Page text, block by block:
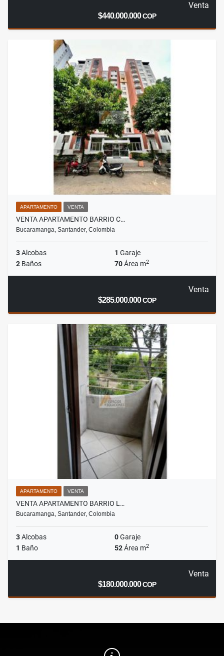
Venta
$440.000.000COP
APARTAMENTO VENTA
VENTA APARTAMENTO BARRIO C…
Bucaramanga, Santander, Colombia
3Alcobas 1 Garaje
2 Baños 70Área m2
Venta
$285.000.000COP
APARTAMENTO VENTA
VENTA APARTAMENTO BARRIO L…
Bucaramanga, Santander, Colombia
3Alcobas 0Garaje
1 Baño 52Área m2
Venta
$180.000.000COP